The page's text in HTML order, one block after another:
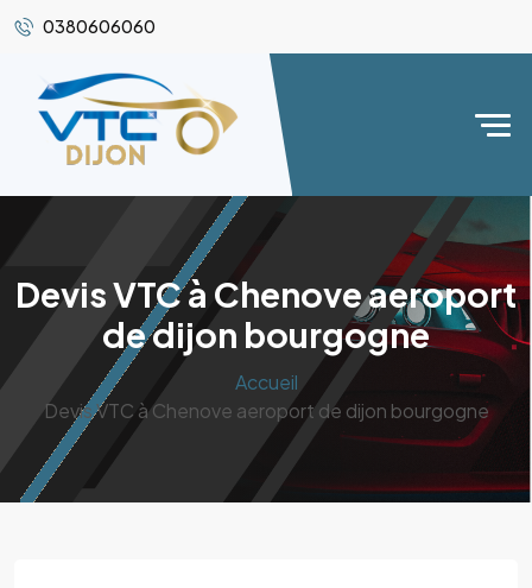
0380606060
Devis VTC à Chenove aeroport
de dijon bourgogne
Accueil
Devis VTC à Chenove aeroport de dijon bourgogne